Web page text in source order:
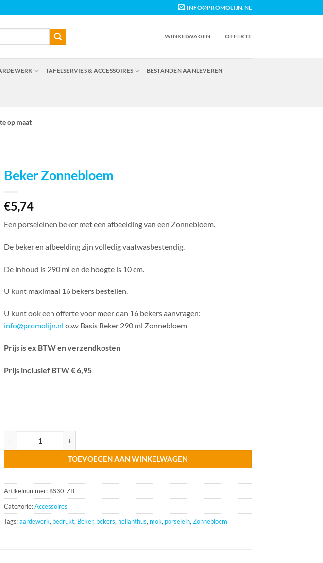
INFO@PROMOLIJN.NL
WINKELWAGEN OFFERTE
TAFELSERVIES & ACCESSOIRES BESTANDEN AANLEVEREN
op maat
Beker Zonnebloem
€5,74
Een porseleinen beker met een afbeelding van een Zonnebloem.
De beker en afbeelding zijn volledig vaatwasbestendig.
De inhoud is 290 ml en de hoogte is 10 cm.
U kunt maximaal 16 bekers bestellen.
U kunt ook een offerte voor meer dan 16 bekers aanvragen:
info@promolijn.nl o.v.v Basis Beker 290 ml Zonnebloem
Prijs is ex BTW en verzendkosten
Prijs inclusief BTW € 6,95
TOEVOEGEN AAN WINKELWAGEN
Artikelnummer: BS30-ZB
Categorie:Accessoires
Tags:aardewerk, bedrukt, Beker, bekers, helianthus, mok, porselein, Zonnebloem